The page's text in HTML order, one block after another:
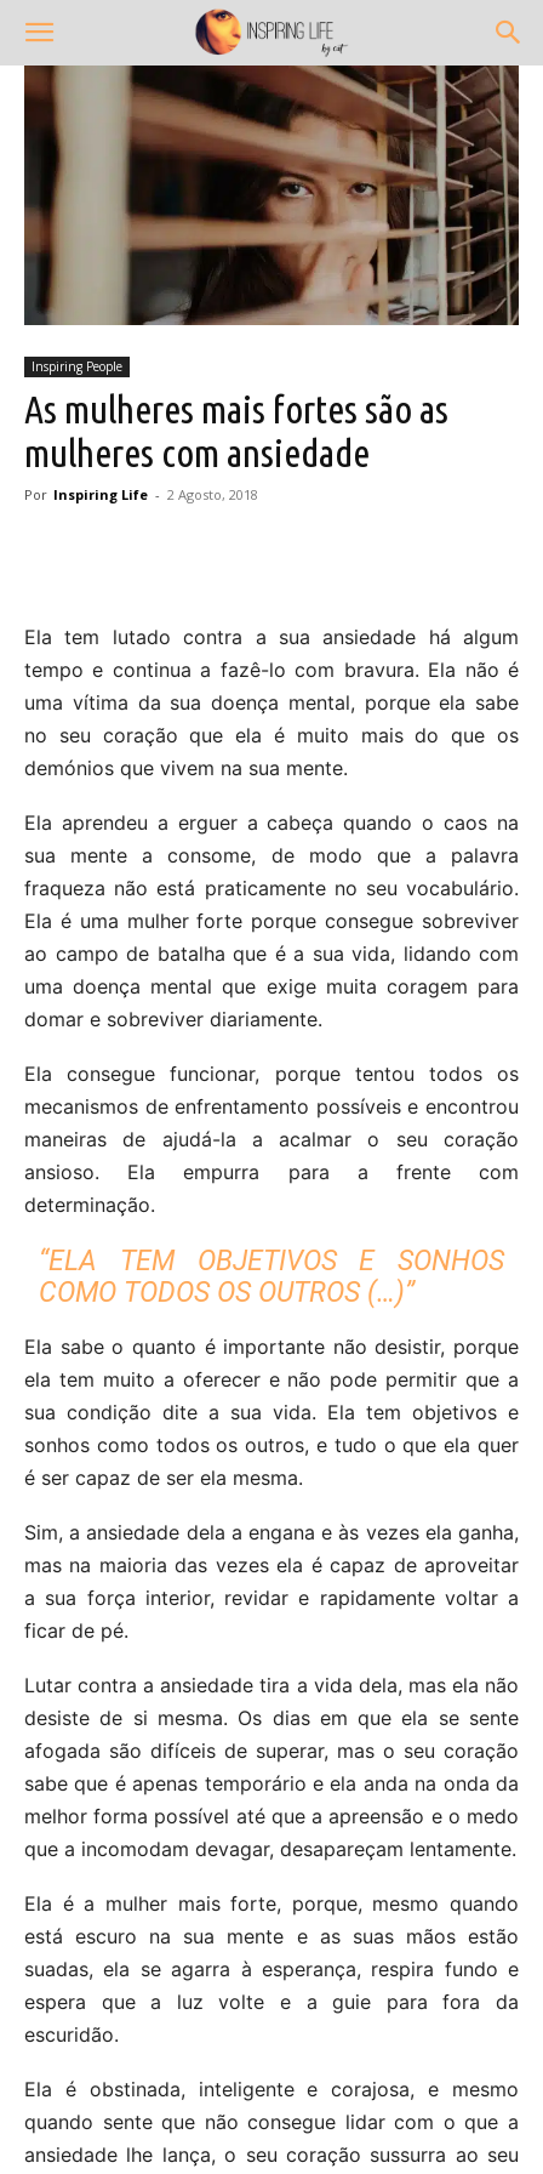
Inspiring People
As mulheres mais fortes são as
mulheres com ansiedade
Por Inspiring Life - 2 Agosto, 2018
Ela tem lutado contra a sua ansiedade há algum
tempo e continua a fazê-lo com bravura. Ela não é
uma vítima da sua doença mental, porque ela sabe
no seu coração que ela é muito mais do que os
demónios que vivem na sua mente.
Ela aprendeu a erguer a cabeça quando o caos na
sua mente a consome, de modo que a palavra
fraqueza não está praticamente no seu vocabulário.
Ela é uma mulher forte porque consegue sobreviver
ao campo de batalha que é a sua vida, lidando com
uma doença mental que exige muita coragem para
domar e sobreviver diariamente.
Ela consegue funcionar, porque tentou todos os
mecanismos de enfrentamento possíveis e encontrou
maneiras de ajudá-la a acalmar o seu coração
ansioso. Ela empurra para a frente com
determinação.
“ELA TEM OBJETIVOS E SONHOS
COMO TODOS OS OUTROS (…)”
Ela sabe o quanto é importante não desistir, porque
ela tem muito a oferecer e não pode permitir que a
sua condição dite a sua vida. Ela tem objetivos e
sonhos como todos os outros, e tudo o que ela quer
é ser capaz de ser ela mesma.
Sim, a ansiedade dela a engana e às vezes ela ganha,
mas na maioria das vezes ela é capaz de aproveitar
a sua força interior, revidar e rapidamente voltar a
ficar de pé.
Lutar contra a ansiedade tira a vida dela, mas ela não
desiste de si mesma. Os dias em que ela se sente
afogada são difíceis de superar, mas o seu coração
sabe que é apenas temporário e ela anda na onda da
melhor forma possível até que a apreensão e o medo
que a incomodam devagar, desapareçam lentamente.
Ela é a mulher mais forte, porque, mesmo quando
está escuro na sua mente e as suas mãos estão
suadas, ela se agarra à esperança, respira fundo e
espera que a luz volte e a guie para fora da
escuridão.
Ela é obstinada, inteligente e corajosa, e mesmo
quando sente que não consegue lidar com o que a
ansiedade lhe lança, o seu coração sussurra ao seu